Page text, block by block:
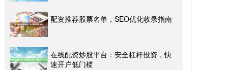
配资推荐股票名单，SEO优化收录指南
在线配资炒股平台：安全杠杆投资，快
速开户低门槛